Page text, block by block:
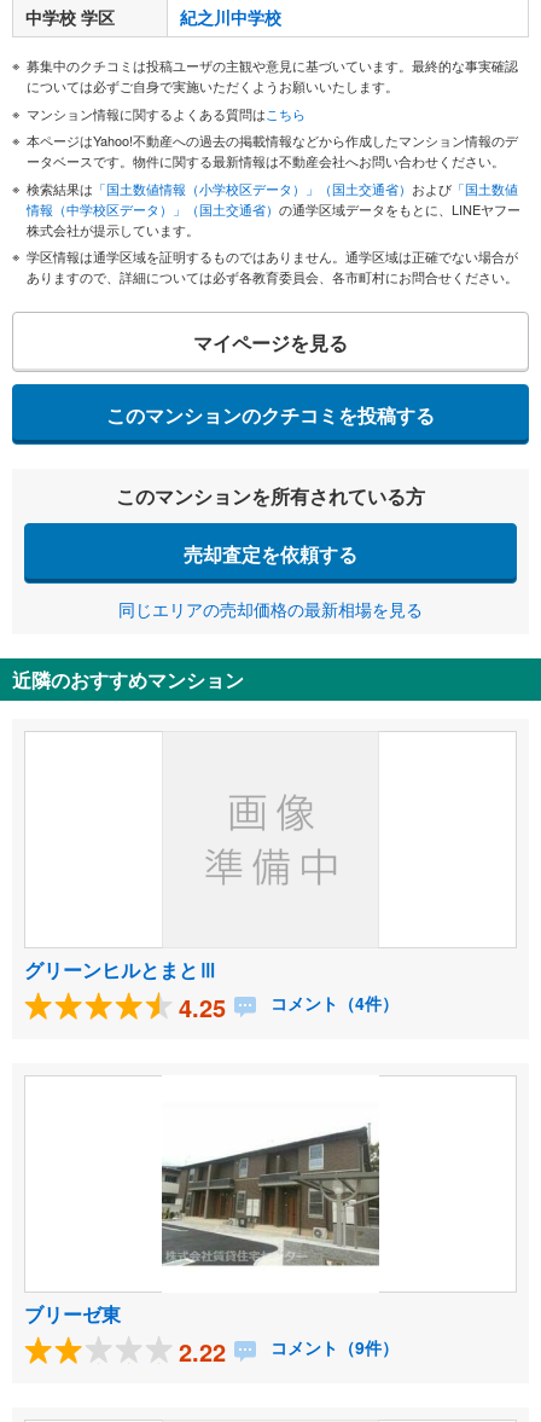
中学校 学区
紀之川中学校
募集中のクチコミは投稿ユーザの主観や意見に基づいています。最終的な事実確認
については必ずご自身で実施いただくようお願いいたします。
マンション情報に関するよくある質問はこちら
本ページはYahoo!不動産への過去の掲載情報などから作成したマンション情報のデ
ータベースです。物件に関する最新情報は不動産会社へお問い合わせください。
検索結果は 「国土数値情報（小学校区データ）」（国土交通省） および 「国土数値
情報（中学校区データ）」（国土交通省） の通学区域データをもとに、LINEヤフー
株式会社が提示しています。
学区情報は通学区域を証明するものではありません。通学区域は正確でない場合が
ありますので、詳細については必ず各教育委員会、各市町村にお問合せください。
マイページを見る
このマンションのクチコミを投稿する
このマンションを所有されている方
売却査定を依頼する
同じエリアの売却価格の最新相場を見る
近隣のおすすめマンション
グリーンヒルとまとⅢ
4.25 コメント（4件）
ブリーゼ東
2.22 コメント（9件）